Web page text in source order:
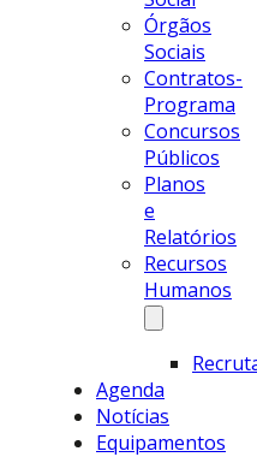
Órgãos
Sociais
Contratos-
Programa
Concursos
Públicos
Planos
e
Relatórios
Recursos
Humanos
Agenda
Notícias
Equipamentos